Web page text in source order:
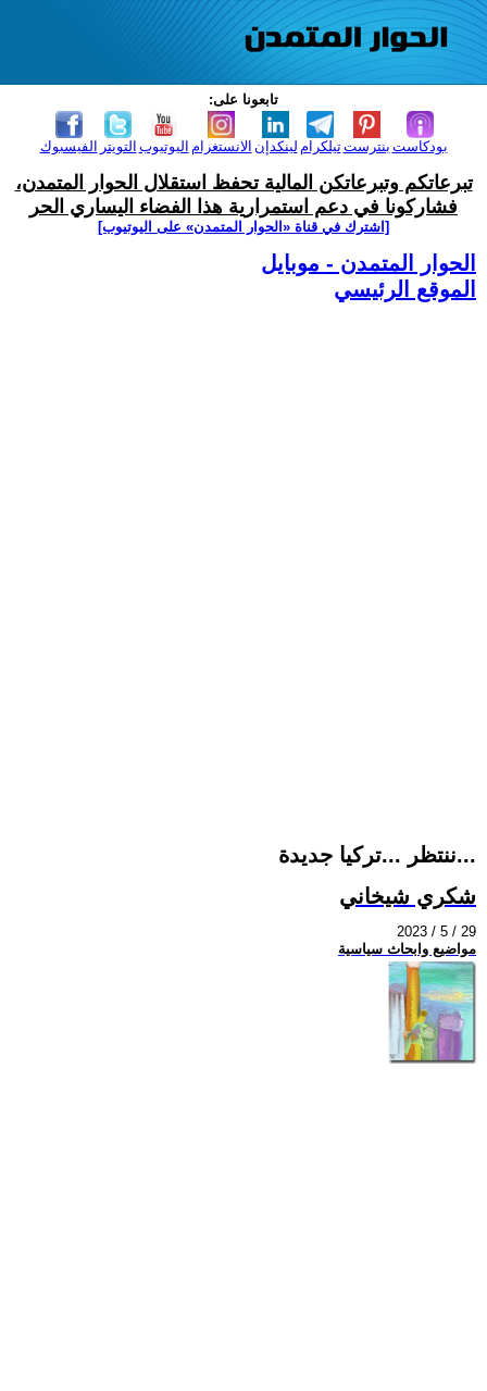
تابعونا على:
الفيسبوك التويتر اليوتيوب الانستغرام لينكدإن تيلكرامبنترست بودكاست
تبرعاتكم وتبرعاتكن المالية تحفظ استقلال الحوار المتمدن،
فشاركونا في دعم استمرارية هذا الفضاء اليساري الحر
[اشترك في قناة ‫«الحوار المتمدن» على اليوتيوب]
الحوار المتمدن - موبايل
الموقع الرئيسي
ننتظر ...تركيا جديدة...
شكري شيخاني
2023 / 5 / 29
مواضيع وابحاث سياسية